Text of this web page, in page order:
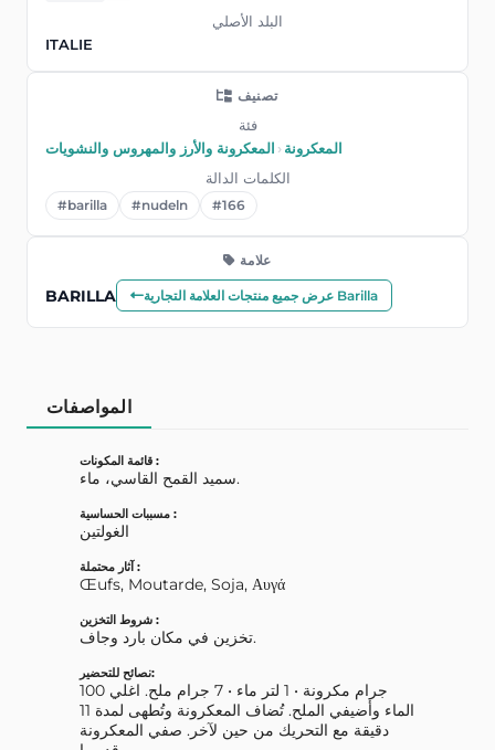
البلد الأصلي
ITALIE
تصنيف
فئة
المعكرونة والأرز والمهروس والنشويات ›المعكرونة
الكلمات الدالة
#barilla #nudeln #166
علامة
BARILLA عرض جميع منتجات العلامة التجارية Barilla
المواصفات
قائمة المكونات :
سميد القمح القاسي، ماء.
مسببات الحساسية :
الغولتين
آثار محتملة :
Œufs, Moutarde, Soja, Αυγά
شروط التخزين :
تخزين في مكان بارد وجاف.
نصائح للتحضير:
100 جرام مكرونة • 1 لتر ماء • 7 جرام ملح. اغلي
الماء وأضيفي الملح. تُضاف المعكرونة وتُطهى لمدة 11
دقيقة مع التحريك من حين لآخر. صفي المعكرونة